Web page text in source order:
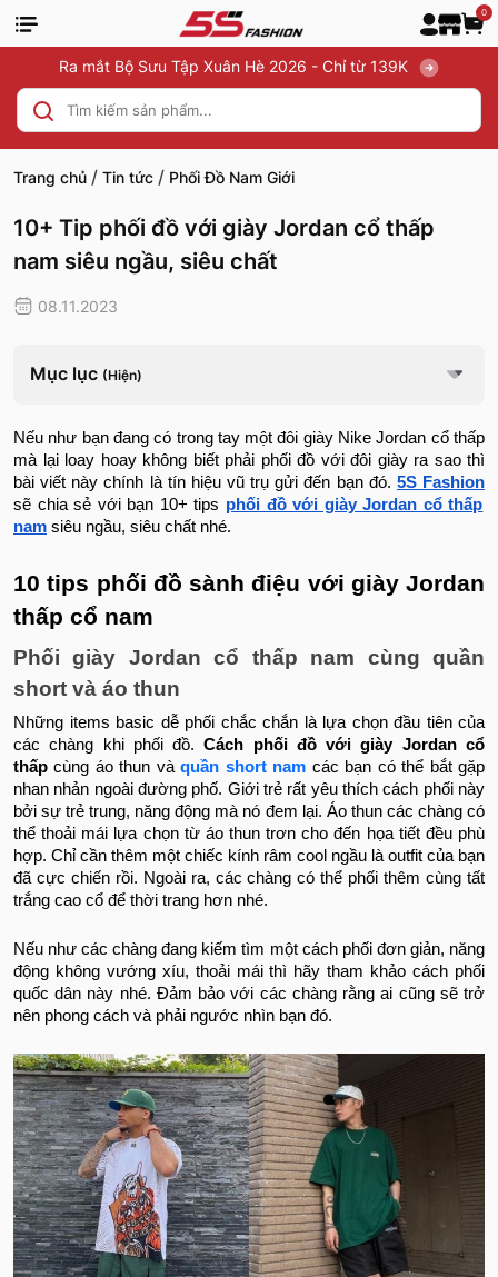
0
Ra mắt Bộ Sưu Tập Xuân Hè 2026 - Chỉ từ 139K
Trang chủ / Tin tức / Phối Đồ Nam Giới
10+ Tip phối đồ với giày Jordan cổ thấp
nam siêu ngầu, siêu chất
08.11.2023
Mục lục (Hiện)
Nếu như bạn đang có trong tay một đôi giày Nike Jordan cổ thấp
mà lại loay hoay không biết phải phối đồ với đôi giày ra sao thì
bài viết này chính là tín hiệu vũ trụ gửi đến bạn đó. 5S Fashion
sẽ chia sẻ với bạn 10+ tips phối đồ với giày Jordan cổ thấp
nam siêu ngầu, siêu chất nhé.
10 tips phối đồ sành điệu với giày Jordan
thấp cổ nam
Phối giày Jordan cổ thấp nam cùng quần
short và áo thun
Những items basic dễ phối chắc chắn là lựa chọn đầu tiên của
các chàng khi phối đồ.Cách phối đồ với giày Jordan cổ
thấp cùng áo thun vàquần short nam các bạn có thể bắt gặp
nhan nhản ngoài đường phố. Giới trẻ rất yêu thích cách phối này
bởi sự trẻ trung, năng động mà nó đem lại. Áo thun các chàng có
thể thoải mái lựa chọn từ áo thun trơn cho đến họa tiết đều phù
hợp. Chỉ cần thêm một chiếc kính râm cool ngầu là outfit của bạn
đã cực chiến rồi. Ngoài ra, các chàng có thể phối thêm cùng tất
trắng cao cổ để thời trang hơn nhé.
Nếu như các chàng đang kiếm tìm một cách phối đơn giản, năng
động không vướng xíu, thoải mái thì hãy tham khảo cách phối
quốc dân này nhé. Đảm bảo với các chàng rằng ai cũng sẽ trở
nên phong cách và phải ngước nhìn bạn đó.